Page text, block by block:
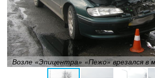
Возле «Эпицентра» «Пежо» врезался в